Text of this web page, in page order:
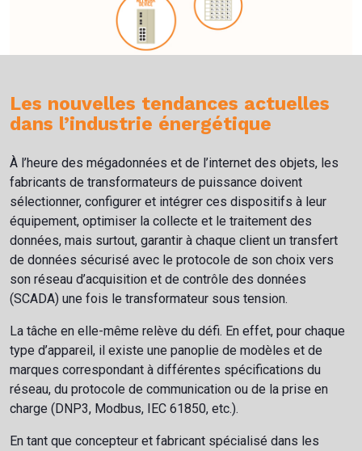
Les nouvelles tendances actuelles
dans l’industrie énergétique
À l’heure des mégadonnées et de l’internet des objets, les
fabricants de transformateurs de puissance doivent
sélectionner, configurer et intégrer ces dispositifs à leur
équipement, optimiser la collecte et le traitement des
données, mais surtout, garantir à chaque client un transfert
de données sécurisé avec le protocole de son choix vers
son réseau d’acquisition et de contrôle des données
(SCADA) une fois le transformateur sous tension.
La tâche en elle-même relève du défi. En effet, pour chaque
type d’appareil, il existe une panoplie de modèles et de
marques correspondant à différentes spécifications du
réseau, du protocole de communication ou de la prise en
charge (DNP3, Modbus, IEC 61850, etc.).
En tant que concepteur et fabricant spécialisé dans les